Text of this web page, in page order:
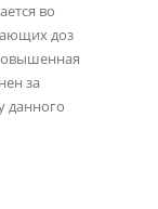
во
доз
за
данного